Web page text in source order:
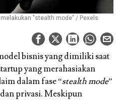
"stealth mode" / Pexels
bisnis yang dimiliki saat
yang merahasiakan
dalam fase “stealth mode”
privasi. Meskipun